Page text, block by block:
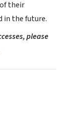
their
in the future.
please